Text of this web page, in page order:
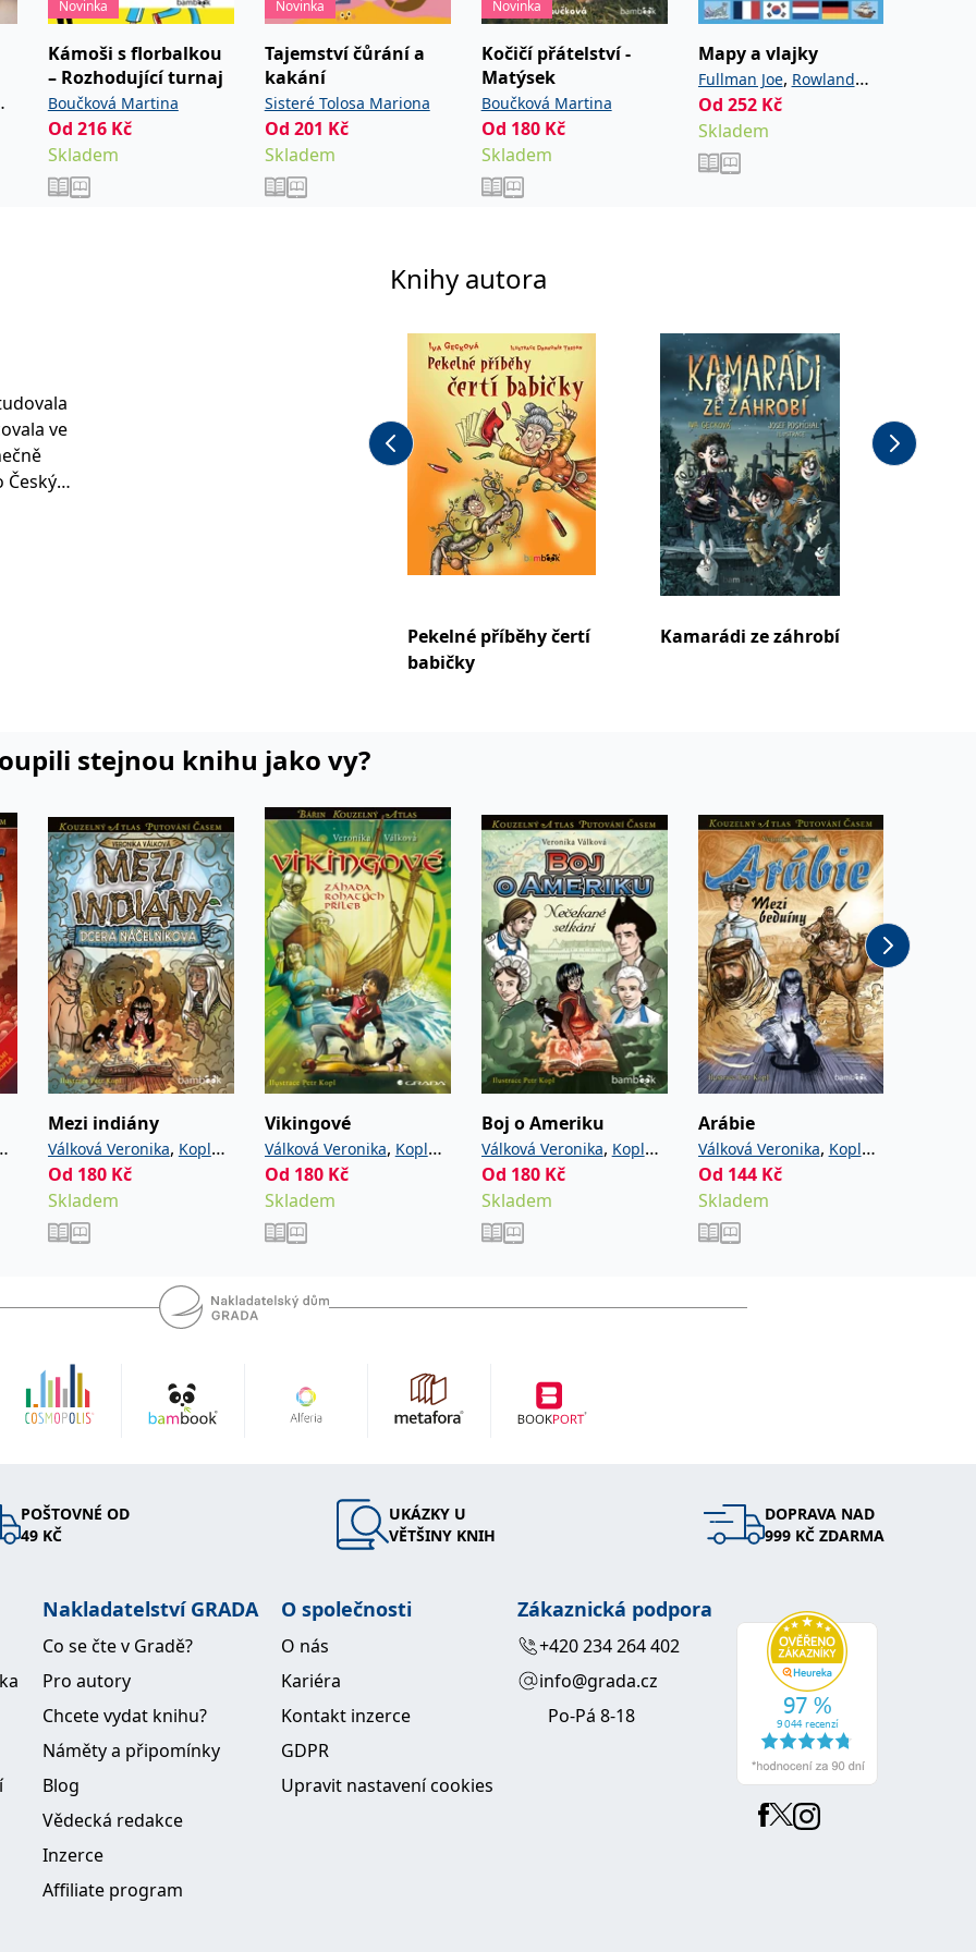
Novinka
Kámoši s florbalkou
– Rozhodující turnaj
Boučková Martina
Od 216 Kč
Skladem
Novinka
Tajemství čůrání a
kakání
Sisteré Tolosa Mariona
Od 201 Kč
Skladem
Novinka
Kočičí přátelství -
Matýsek
Boučková Martina
Od 180 Kč
Skladem
Mapy a vlajky
Fullman Joe, Rowland
Andy
Od 252 Kč
Skladem
ve
Český
se
Knihy autora
Pekelné příběhy čertí
babičky
Kamarádi ze záhrobí
stejnou knihu jako vy?
Mezi indiány
Válková Veronika, Kopl
Petr
Od 180 Kč
Skladem
Vikingové
Válková Veronika, Kopl
Petr
Od 180 Kč
Skladem
Boj o Ameriku
Válková Veronika, Kopl
Petr
Od 180 Kč
Skladem
Arábie
Válková Veronika, Kopl
Petr
Od 144 Kč
Skladem
POŠTOVNÉ OD
49 KČ
UKÁZKY U
VĚTŠINY KNIH
DOPRAVA NAD
999 KČ ZDARMA
Nakladatelství GRADA
Co se čte v Gradě?
Pro autory
Chcete vydat knihu?
Náměty a připomínky
Blog
Vědecká redakce
Inzerce
Affiliate program
O společnosti
O nás
Kariéra
Kontakt inzerce
GDPR
Upravit nastavení cookies
Zákaznická podpora
+420 234 264 402
info@grada.cz
Po-Pá 8-18